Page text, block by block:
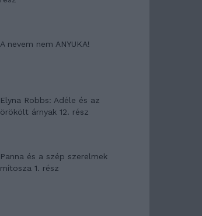
A nevem nem ANYUKA!
Elyna Robbs: Adéle és az
örökölt árnyak 12. rész
Panna és a szép szerelmek
mítosza 1. rész